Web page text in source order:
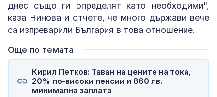
днес също ги определят като необходими",
каза Нинова и отчете, че много държави вече
са изпреварили България в това отношение.
Още по темата
Кирил Петков: Таван на цените на тока,
20% по-високи пенсии и 860 лв.
минимална заплата